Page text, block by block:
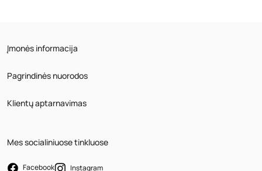
Įmonės informacija
Pagrindinės nuorodos
Klientų aptarnavimas
Mes socialiniuose tinkluose
Facebook Instagram